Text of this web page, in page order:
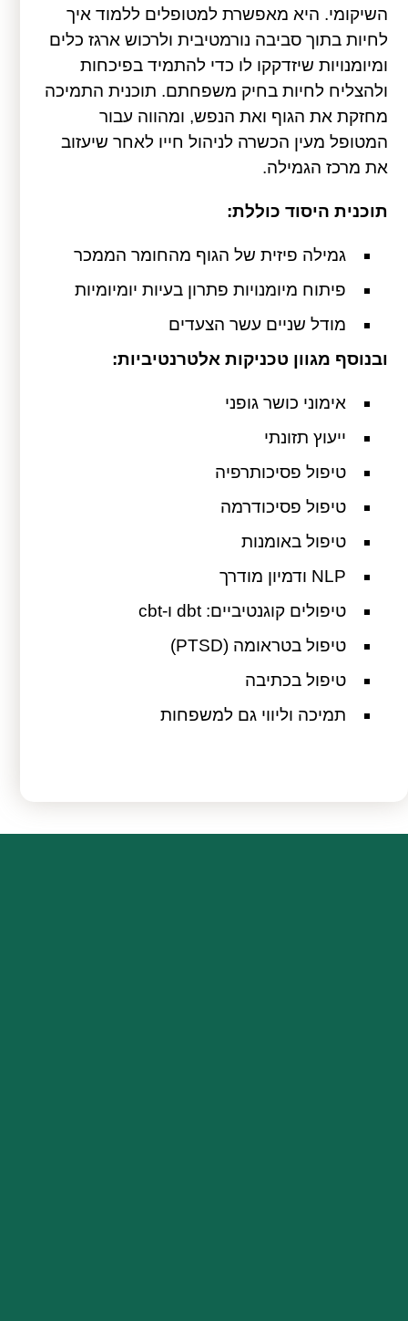
השיקומי. היא מאפשרת למטופלים ללמוד איך
לחיות בתוך סביבה נורמטיבית ולרכוש ארגז כלים
ומיומנויות שיזדקקו לו כדי להתמיד בפיכחות
ולהצליח לחיות בחיק משפחתם. תוכנית התמיכה
מחזקת את הגוף ואת הנפש, ומהווה עבור
המטופל מעין הכשרה לניהול חייו לאחר שיעזוב
את מרכז הגמילה.
תוכנית היסוד כוללת:
גמילה פיזית של הגוף מהחומר הממכר
פיתוח מיומנויות פתרון בעיות יומיומיות
מודל שניים עשר הצעדים
ובנוסף מגוון טכניקות אלטרנטיביות:
אימוני כושר גופני
ייעוץ תזונתי
טיפול פסיכותרפיה
טיפול פסיכודרמה
טיפול באומנות
NLP ודמיון מודרך
טיפולים קוגנטיביים: dbt ו-cbt
טיפול בטראומה (PTSD)
טיפול בכתיבה
תמיכה וליווי גם למשפחות